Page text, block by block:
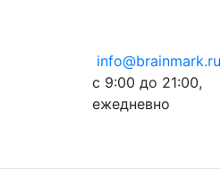
info@brainmark.ru
с 9:00 до 21:00,
ежедневно